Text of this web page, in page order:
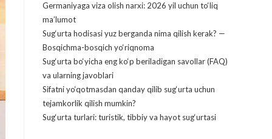
Germaniyaga viza olish narxi: 2026 yil uchun to‘liq
ma’lumot
Sug‘urta hodisasi yuz berganda nima qilish kerak? —
Bosqichma-bosqich yo‘riqnoma
Sug‘urta bo‘yicha eng ko‘p beriladigan savollar (FAQ)
va ularning javoblari
Sifatni yo‘qotmasdan qanday qilib sug‘urta uchun
tejamkorlik qilish mumkin?
Sug‘urta turlari: turistik, tibbiy va hayot sug‘urtasi